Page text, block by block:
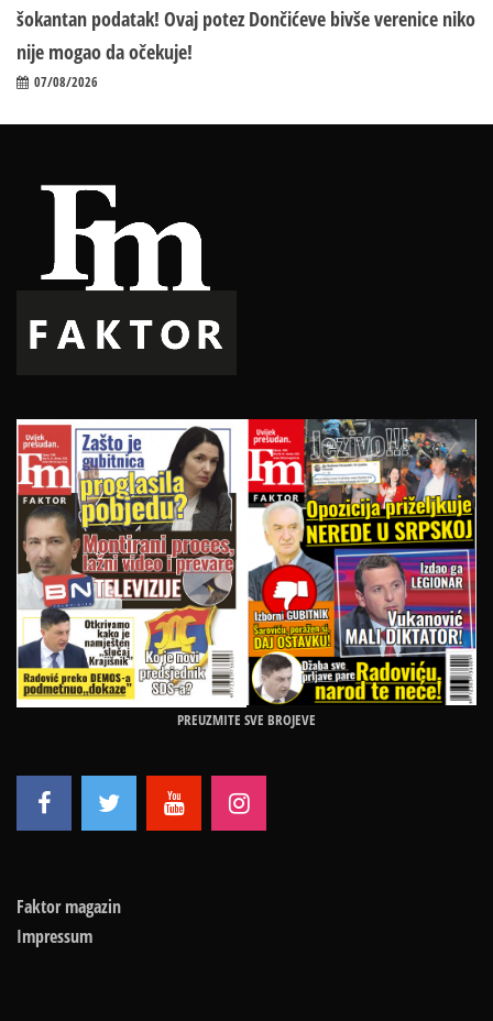
šokantan podatak! Ovaj potez Dončićeve bivše verenice niko
nije mogao da očekuje!
07/08/2026
PREUZMITE SVE BROJEVE
Faktor magazin
Impressum